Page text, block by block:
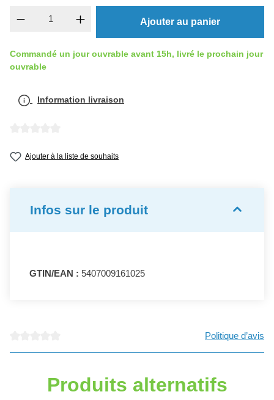
Quantité de produit : Entrez la quantité
Ajouter au panier
Commandé un jour ouvrable avant 15h, livré le prochain jour
ouvrable
Information livraison
Ajouter à la liste de souhaits
Infos sur le produit
GTIN/EAN : 5407009161025
Politique d’avis
Produits alternatifs